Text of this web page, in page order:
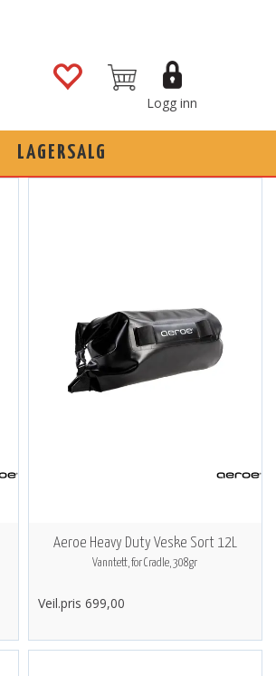
Logg inn
LAGERSALG
Aeroe Heavy Duty Veske Sort 12L
Vanntett, for Cradle, 308gr
Veil.pris 699,00